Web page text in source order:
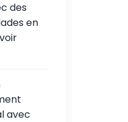
des
en
avec